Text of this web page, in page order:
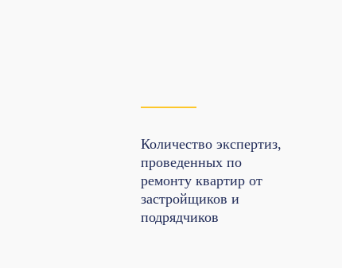
Количество экспертиз,
проведенных по
ремонту квартир от
застройщиков и
подрядчиков